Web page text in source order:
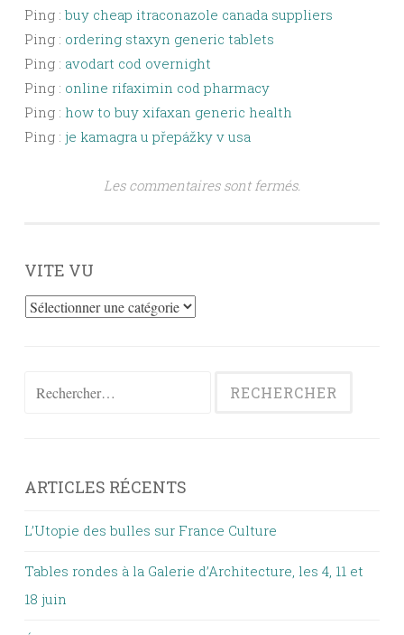
Ping : buy cheap itraconazole canada suppliers
Ping : ordering staxyn generic tablets
Ping : avodart cod overnight
Ping : online rifaximin cod pharmacy
Ping : how to buy xifaxan generic health
Ping : je kamagra u přepážky v usa
Les commentaires sont fermés.
VITE VU
Vite
Rechercher :
ARTICLES RÉCENTS
L’Utopie des bulles sur France Culture
Tables rondes à la Galerie d’Architecture, les 4, 11 et
18 juin